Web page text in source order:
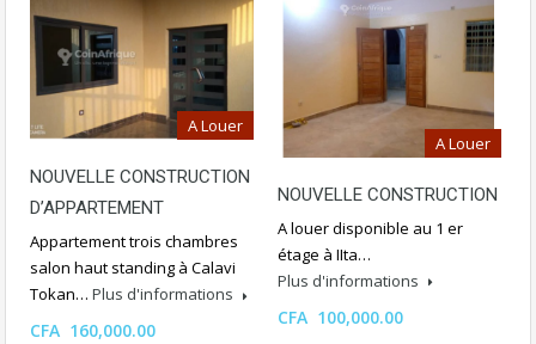
A Louer
NOUVELLE CONSTRUCTION
D’APPARTEMENT
Appartement trois chambres
salon haut standing à Calavi
Tokan… Plus d'informations
CFA 160,000.00
A Louer
NOUVELLE CONSTRUCTION
A louer disponible au 1 er
étage à IIta…
Plus d'informations
CFA 100,000.00